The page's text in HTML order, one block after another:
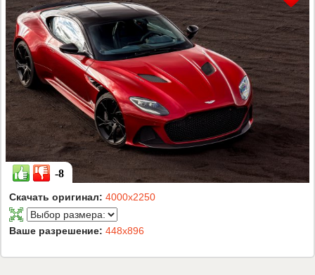
-8
Скачать оригинал: 4000x2250
Ваше разрешение: 448x896